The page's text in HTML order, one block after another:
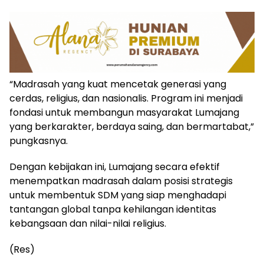
“Madrasah yang kuat mencetak generasi yang
cerdas, religius, dan nasionalis. Program ini menjadi
fondasi untuk membangun masyarakat Lumajang
yang berkarakter, berdaya saing, dan bermartabat,”
pungkasnya.
Dengan kebijakan ini, Lumajang secara efektif
menempatkan madrasah dalam posisi strategis
untuk membentuk SDM yang siap menghadapi
tantangan global tanpa kehilangan identitas
kebangsaan dan nilai-nilai religius.
(Res)